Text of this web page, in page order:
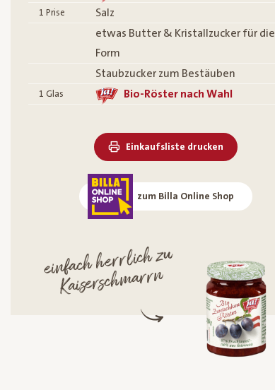
1 Prise
Salz
etwas Butter & Kristallzucker für die
Form
Staubzucker zum Bestäuben
1 Glas Bio-Röster nach Wahl
Einkaufsliste drucken
zum Billa Online Shop
einfach herrlich zu
Kaisersch
marrn